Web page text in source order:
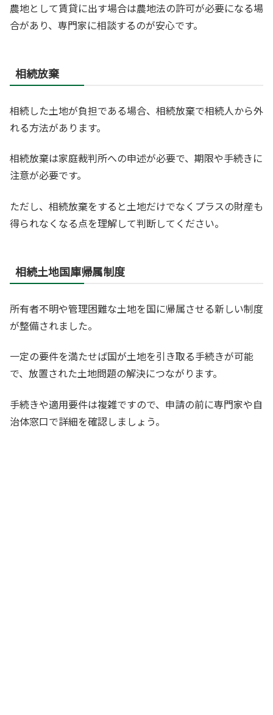
農地として賃貸に出す場合は農地法の許可が必要になる場
合があり、専門家に相談するのが安心です。
相続放棄
相続した土地が負担である場合、相続放棄で相続人から外
れる方法があります。
相続放棄は家庭裁判所への申述が必要で、期限や手続きに
注意が必要です。
ただし、相続放棄をすると土地だけでなくプラスの財産も
得られなくなる点を理解して判断してください。
相続土地国庫帰属制度
所有者不明や管理困難な土地を国に帰属させる新しい制度
が整備されました。
一定の要件を満たせば国が土地を引き取る手続きが可能
で、放置された土地問題の解決につながります。
手続きや適用要件は複雑ですので、申請の前に専門家や自
治体窓口で詳細を確認しましょう。